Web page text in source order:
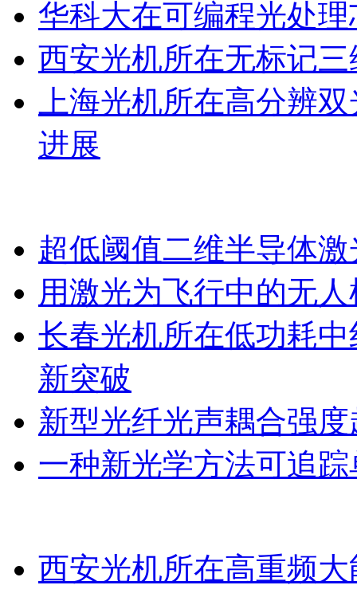
华科大在可编程光处
西安光机所在无标记
上海光机所在高分辨
进展
超低阈值二维半导体
用激光为飞行中的无
长春光机所在低功耗
新突破
新型光纤光声耦合强
一种新光学方法可追
西安光机所在高重频